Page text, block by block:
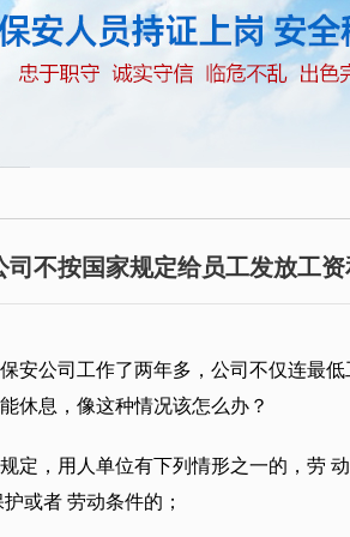
司不按国家规定给员工发放工
安公司工作了两年多，公司不仅连最
休息，像这种情况该怎么办？
定，用人单位有下列情形之一的，劳
或者 劳动条件的；